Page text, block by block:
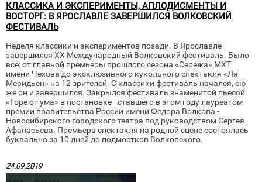
КЛАССИКА И ЭКСПЕРИМЕНТЫ, АПЛОДИСМЕНТЫ И
ВОСТОРГ: В ЯРОСЛАВЛЕ ЗАВЕРШИЛСЯ ВОЛКОВСКИЙ
ФЕСТИВАЛЬ
Неделя классики и экспериментов позади. В Ярославле
завершился XX Международный Волковский фестиваль. Было
все: от главной премьеры прошлого сезона «Сережа» МХТ
имени Чехова до эксклюзивного кукольного спектакля «Ля
Меридьен» на 12 зрителей. С классики фестиваль начался, ею
же он и завершился. Закрылся фестиваль знаменитой пьесой
«Горе от ума» в постановке - ставшего в этом году лауреатом
премии правительства России имени Федора Волкова -
Новосибирского городского театра под руководством Сергея
Афанасьева. Премьера спектакля на родной сцене состоялась
буквально за 10 дней до подмостков Волковского.
24.09.2019